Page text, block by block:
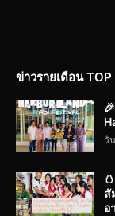
ข่าวรายเดือน
วั
สั
อ